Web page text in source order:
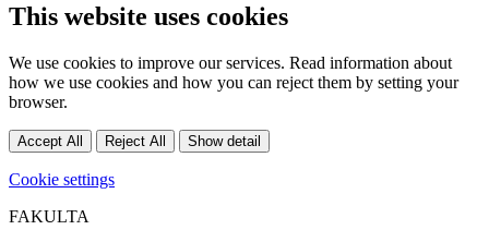
This website uses cookies
We use cookies to improve our services. Read information about
how we use cookies and how you can reject them by setting your
browser.
Accept All Reject All Show detail
Cookie settings
FAKULTA